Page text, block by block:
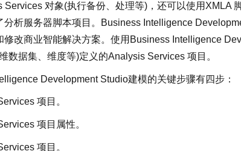
Services 对象(执行备份、处理等)，还可以使用XMLA
分析服务器脚本项目。Business Intelligence
修改商业智能解决方案。使用Business Intelligence
数据集、维度等)定义的Analysis Services 项目。
Development Studio建模的关键步骤有四步：
项目。
项目属性。
项目。